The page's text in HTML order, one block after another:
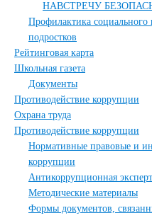
НАВСТРЕЧУ
Профилактика социального
подростков
Рейтинговая карта
Школьная газета
Документы
Противодействие коррупции
Охрана труда
Противодействие коррупции
Нормативные правовые и
коррупции
Антикоррупционная
Методические материалы
Формы документов,